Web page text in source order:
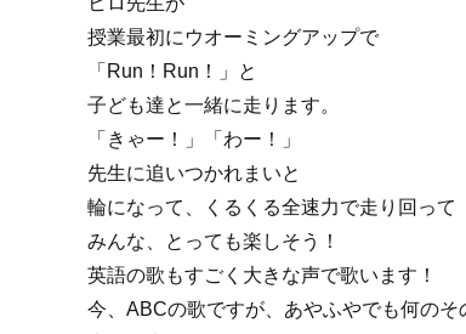
授業最初にウオーミングアップで
「Run！Run！」と
子ども達と一緒に走ります。
「きゃー！」「わー！」
先生に追いつかれまいと
輪になって、くるくる全速力で走り回って
みんな、とっても楽しそう！
英語の歌もすごく大きな声で歌います！
今、ABCの歌ですが、あやふやでも何のそ